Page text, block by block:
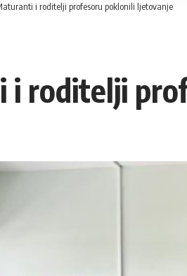
i roditelji profesoru poklonili ljetovanje
i roditelji